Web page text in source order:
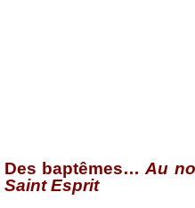
Des baptêmes…Au
Saint Esprit